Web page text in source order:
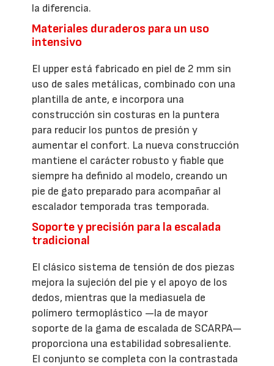
la diferencia.
Materiales duraderos para un uso
intensivo
El upper está fabricado en piel de 2 mm sin
uso de sales metálicas, combinado con una
plantilla de ante, e incorpora una
construcción sin costuras en la puntera
para reducir los puntos de presión y
aumentar el confort. La nueva construcción
mantiene el carácter robusto y fiable que
siempre ha definido al modelo, creando un
pie de gato preparado para acompañar al
escalador temporada tras temporada.
Soporte y precisión para la escalada
tradicional
El clásico sistema de tensión de dos piezas
mejora la sujeción del pie y el apoyo de los
dedos, mientras que la mediasuela de
polímero termoplástico —la de mayor
soporte de la gama de escalada de SCARPA—
proporciona una estabilidad sobresaliente.
El conjunto se completa con la contrastada